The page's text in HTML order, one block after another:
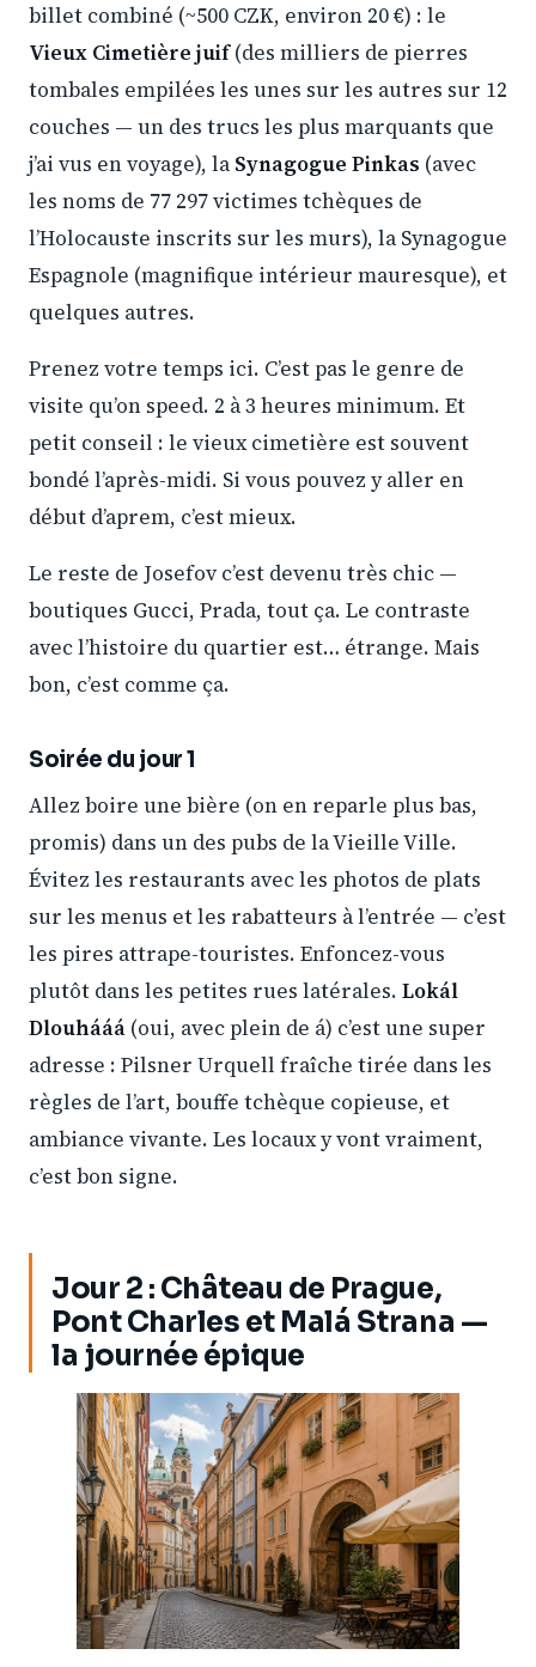
billet combiné (~500 CZK, environ 20 €) : le
Vieux Cimetière juif(des milliers de pierres
tombales empilées les unes sur les autres sur 12
couches — un des trucs les plus marquants que
j’ai vus en voyage), laSynagogue Pinkas (avec
les noms de 77 297 victimes tchèques de
l’Holocauste inscrits sur les murs), la Synagogue
Espagnole (magnifique intérieur mauresque), et
quelques autres.
Prenez votre temps ici. C’est pas le genre de
visite qu’on speed. 2 à 3 heures minimum. Et
petit conseil : le vieux cimetière est souvent
bondé l’après-midi. Si vous pouvez y aller en
début d’aprem, c’est mieux.
Le reste de Josefov c’est devenu très chic —
boutiques Gucci, Prada, tout ça. Le contraste
avec l’histoire du quartier est… étrange. Mais
bon, c’est comme ça.
Soirée du jour 1
Allez boire une bière (on en reparle plus bas,
promis) dans un des pubs de la Vieille Ville.
Évitez les restaurants avec les photos de plats
sur les menus et les rabatteurs à l’entrée — c’est
les pires attrape-touristes. Enfoncez-vous
plutôt dans les petites rues latérales. Lokál
Dlouhááá (oui, avec plein de á) c’est une super
adresse : Pilsner Urquell fraîche tirée dans les
règles de l’art, bouffe tchèque copieuse, et
ambiance vivante. Les locaux y vont vraiment,
c’est bon signe.
Jour 2 : Château de Prague,
Pont Charles et Malá Strana —
la journée épique